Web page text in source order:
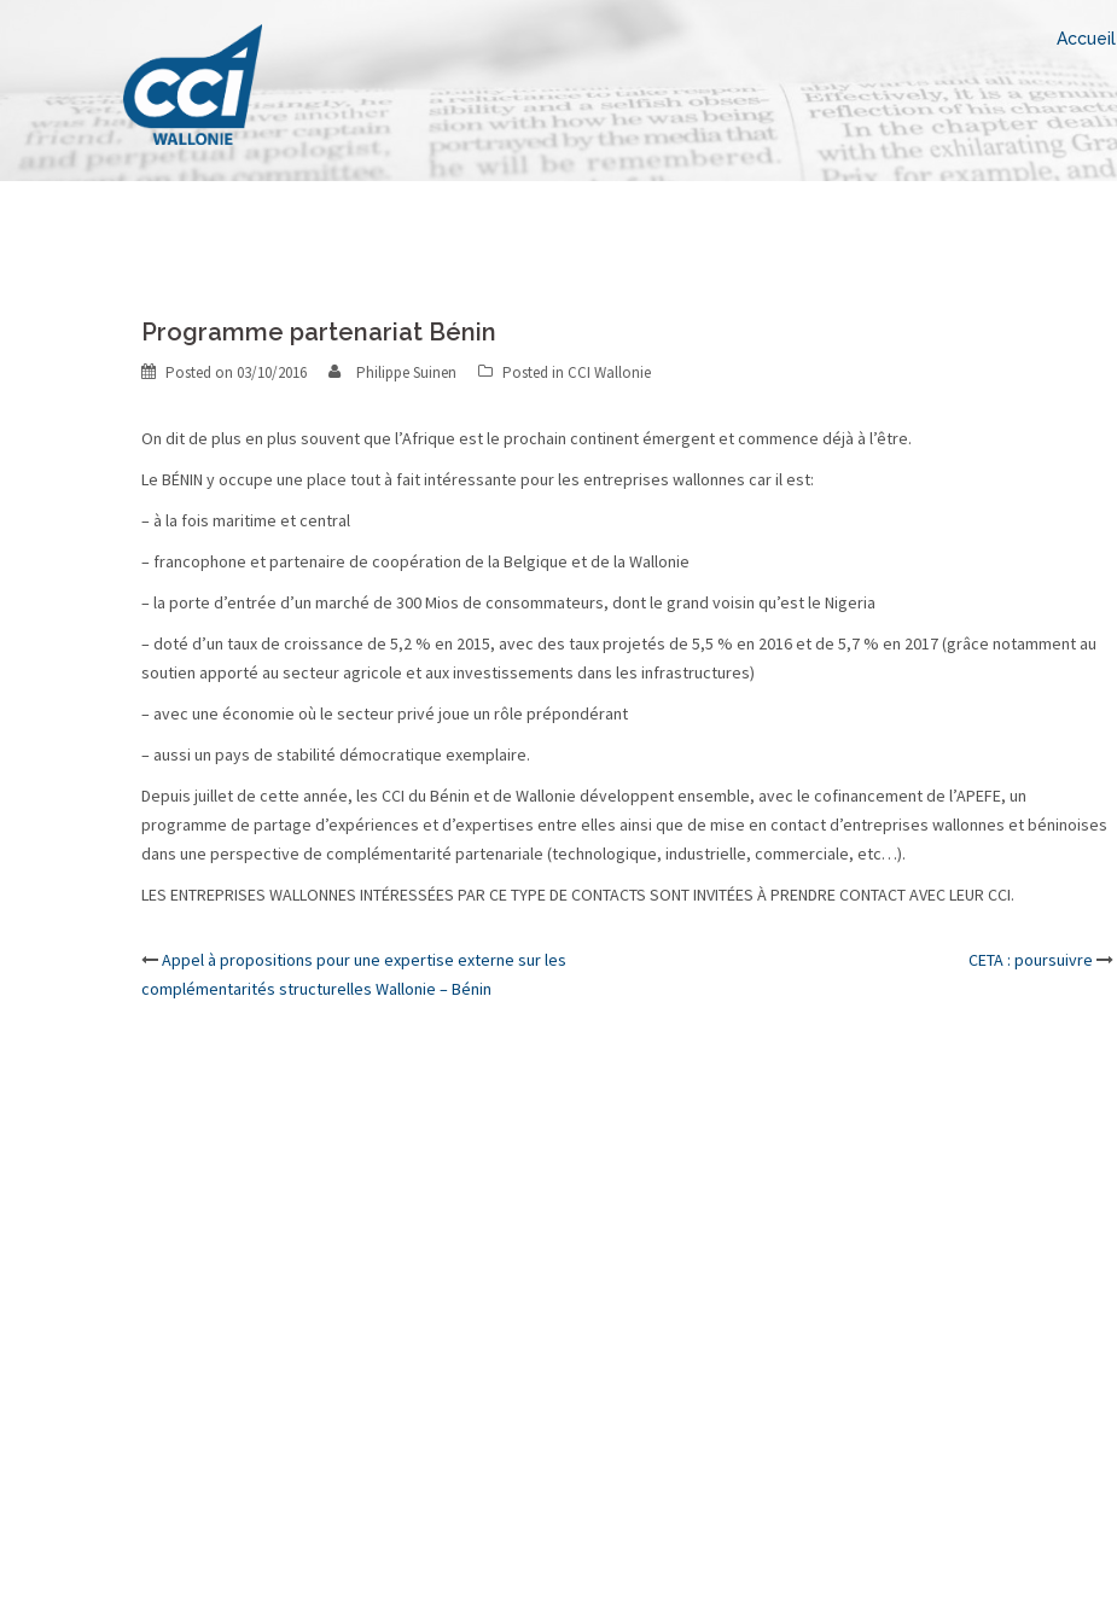
Accueil
Programme partenariat Bénin
Posted on 03/10/2016 Philippe Suinen Posted in CCI Wallonie
On dit de plus en plus souvent que l’Afrique est le prochain continent émergent et commence déjà à l’être.
Le BÉNIN y occupe une place tout à fait intéressante pour les entreprises wallonnes car il est:
– à la fois maritime et central
– francophone et partenaire de coopération de la Belgique et de la Wallonie
– la porte d’entrée d’un marché de 300 Mios de consommateurs, dont le grand voisin qu’est le Nigeria
– doté d’un taux de croissance de 5,2 % en 2015, avec des taux projetés de 5,5 % en 2016 et de 5,7 % en 2017 (grâce notamment au
soutien apporté au secteur agricole et aux investissements dans les infrastructures)
– avec une économie où le secteur privé joue un rôle prépondérant
– aussi un pays de stabilité démocratique exemplaire.
Depuis juillet de cette année, les CCI du Bénin et de Wallonie développent ensemble, avec le cofinancement de l’APEFE, un
programme de partage d’expériences et d’expertises entre elles ainsi que de mise en contact d’entreprises wallonnes et béninoises
dans une perspective de complémentarité partenariale (technologique, industrielle, commerciale, etc…).
LES ENTREPRISES WALLONNES INTÉRESSÉES PAR CE TYPE DE CONTACTS SONT INVITÉES À PRENDRE CONTACT AVEC LEUR CCI.
Post
Appel à propositions pour une expertise externe sur les
complémentarités structurelles Wallonie – Bénin
CETA : poursuivre